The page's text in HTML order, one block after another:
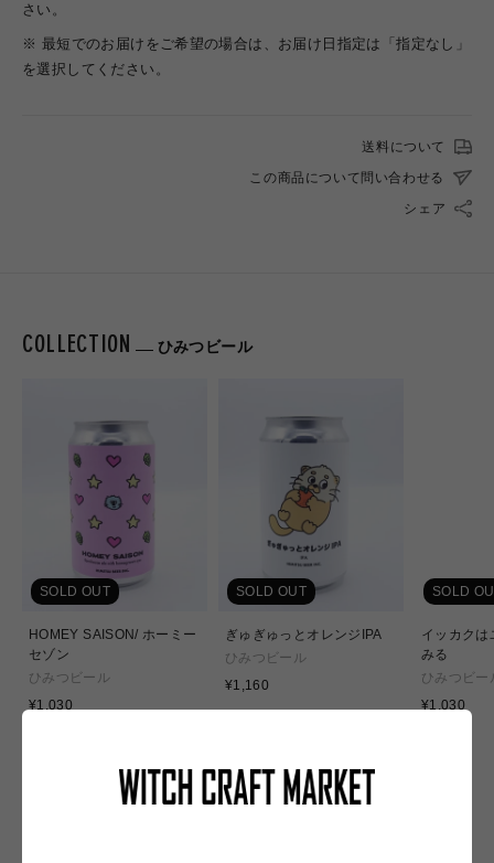
さい。
※ 最短でのお届けをご希望の場合は、お届け日指定は「指定なし」
を選択してください。
送料について
この商品について問い合わせる
シェア
COLLECTION ひみつビール
SOLD OUT
HOMEY SAISON/ ホーミー
セゾン
ひみつビール
通
¥1,030
SOLD OUT
ぎゅぎゅっとオレンジIPA
ひみつビール
通
¥1,160
SOLD
イッカクは
みる
ひみつビー
通
¥1,030